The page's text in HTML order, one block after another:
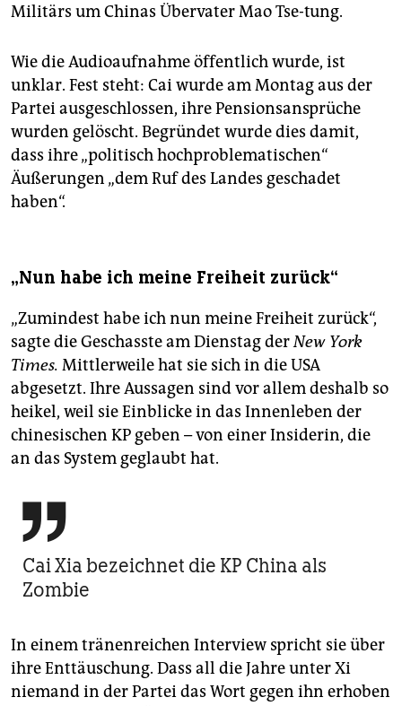
Militärs um Chinas Übervater Mao Tse-tung.
Wie die Audioaufnahme öffentlich wurde, ist
unklar. Fest steht: Cai wurde am Montag aus der
Partei ausgeschlossen, ihre Pensionsansprüche
wurden gelöscht. Begründet wurde dies damit,
dass ihre „politisch hochproblematischen“
Äußerungen „dem Ruf des Landes geschadet
haben“.
„Nun habe ich meine Freiheit zurück“
„Zumindest habe ich nun meine Freiheit zurück“,
sagte die Geschasste am Dienstag derNew York
Times. Mittlerweile hat sie sich in die USA
abgesetzt. Ihre Aussagen sind vor allem deshalb so
heikel, weil sie Einblicke in das Innenleben der
chinesischen KP geben – von einer Insiderin, die
an das System geglaubt hat.

Cai Xia bezeichnet die KP China als
Zombie
In einem tränenreichen Interview spricht sie über
ihre Enttäuschung. Dass all die Jahre unter Xi
niemand in der Partei das Wort gegen ihn erhoben